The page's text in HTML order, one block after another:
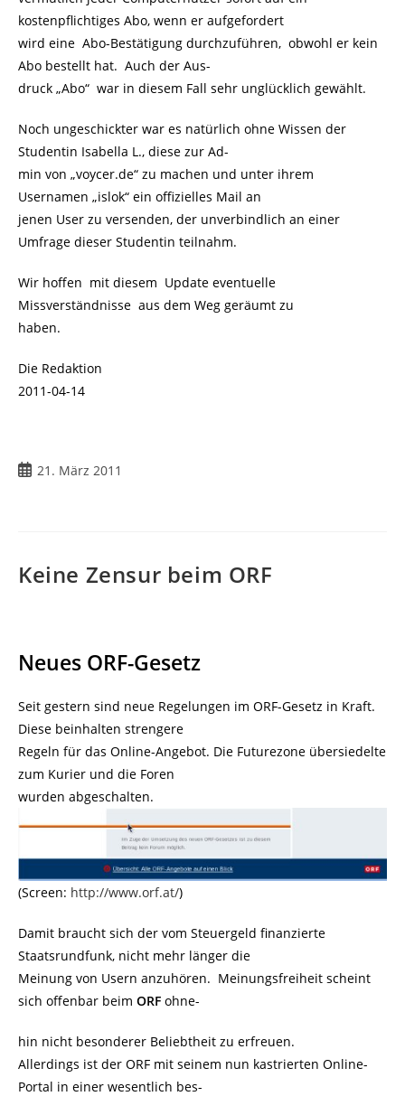
kostenpflichtiges Abo, wenn er aufgefordert
wird eine Abo-Bestätigung durchzuführen, obwohl er kein
Abo bestellt hat. Auch der Aus-
druck „Abo“ war in diesem Fall sehr unglücklich gewählt.
Noch ungeschickter war es natürlich ohne Wissen der
Studentin Isabella L., diese zur Ad-
min von „voycer.de“ zu machen und unter ihrem
Usernamen „islok“ ein offizielles Mail an
jenen User zu versenden, der unverbindlich an einer
Umfrage dieser Studentin teilnahm.
Wir hoffen mit diesem Update eventuelle
Missverständnisse aus dem Weg geräumt zu
haben.
Die Redaktion
2011-04-14
Beitrag
21. März 2011
Keine Zensur beim ORF
Neues ORF-Gesetz
Seit gestern sind neue Regelungen im ORF-Gesetz in Kraft.
Diese beinhalten strengere
Regeln für das Online-Angebot. Die Futurezone übersiedelte
zum Kurier und die Foren
wurden abgeschalten.
(Screen: http://www.orf.at/)
Damit braucht sich der vom Steuergeld finanzierte
Staatsrundfunk, nicht mehr länger die
Meinung von Usern anzuhören. Meinungsfreiheit scheint
sich offenbar beim ORF ohne-
hin nicht besonderer Beliebtheit zu erfreuen.
Allerdings ist der ORF mit seinem nun kastrierten Online-
Portal in einer wesentlich bes-